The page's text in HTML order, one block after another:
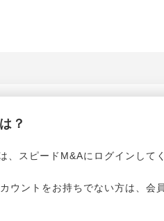
？
、スピードM&Aにログインして
ウントをお持ちでない方は、会
事業資産
事業負債